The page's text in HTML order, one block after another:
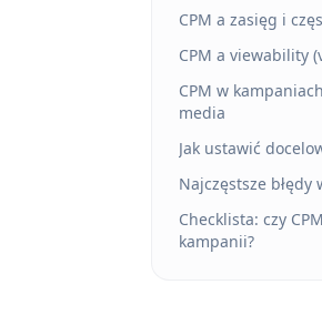
CPM a zasięg i
CPM a viewability
CPM w
media
Jak ustawić
Najczęstsze
Checklista: czy
kampanii?